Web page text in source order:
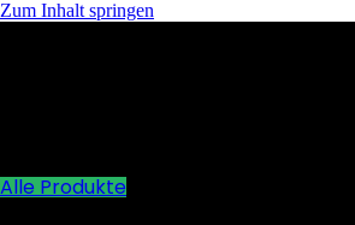
Zum Inhalt springen
Alle Produkte